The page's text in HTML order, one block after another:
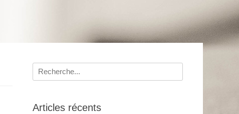
Recherche
pour
Articles récents